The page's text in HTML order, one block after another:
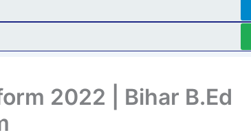
2022 | Bihar B.Ed